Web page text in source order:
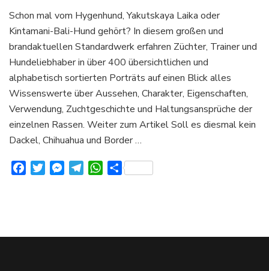
Hunderassen
von
A-
Alles
über
Aussehen
Charakter
und
Verhalten
Schon mal vom Hygenhund, Yakutskaya Laika oder
Kintamani-Bali-Hund gehört? In diesem großen und
brandaktuellen Standardwerk erfahren Züchter, Trainer und
Hundeliebhaber in über 400 übersichtlichen und
alphabetisch sortierten Porträts auf einen Blick alles
Wissenswerte über Aussehen, Charakter, Eigenschaften,
Verwendung, Zuchtgeschichte und Haltungsansprüche der
einzelnen Rassen. Weiter zum Artikel Soll es diesmal kein
Dackel, Chihuahua und Border …
FacebookTwitterMessenger
TelegramWhatsApp
Teilen